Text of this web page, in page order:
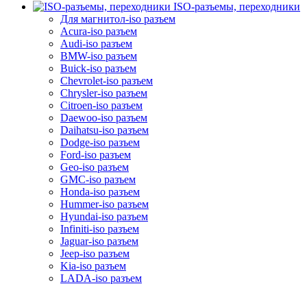
ISO-разъемы, переходники
Для магнитол-iso разъем
Acura-iso разъем
Audi-iso разъем
BMW-iso разъем
Buick-iso разъем
Chevrolet-iso разъем
Chrysler-iso разъем
Citroen-iso разъем
Daewoo-iso разъем
Daihatsu-iso разъем
Dodge-iso разъем
Ford-iso разъем
Geo-iso разъем
GMC-iso разъем
Honda-iso разъем
Hummer-iso разъем
Hyundai-iso разъем
Infiniti-iso разъем
Jaguar-iso разъем
Jeep-iso разъем
Kia-iso разъем
LADA-iso разъем